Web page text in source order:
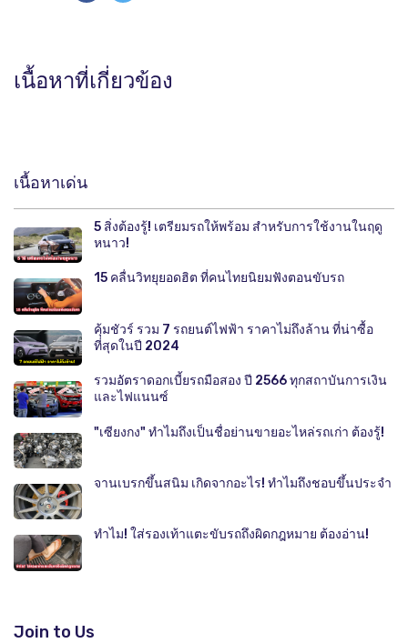
เนื้อหาที่เกี่ยวข้อง
เนื้อหาเด่น
5 สิ่งต้องรู้! เตรียมรถให้พร้อม สำหรับการใช้งานในฤดู
หนาว!
15 คลื่นวิทยุยอดฮิต ที่คนไทยนิยมฟังตอนขับรถ
คุ้มชัวร์ รวม 7 รถยนต์ไฟฟ้า ราคาไม่ถึงล้าน ที่น่าซื้อ
ที่สุดในปี 2024
รวมอัตราดอกเบี้ยรถมือสอง ปี 2566 ทุกสถาบันการเงิน
และไฟแนนซ์
"เซียงกง" ทำไมถึงเป็นชื่อย่านขายอะไหล่รถเก่า ต้องรู้!
จานเบรกขึ้นสนิม เกิดจากอะไร! ทำไมถึงชอบขึ้นประจำ
ทำไม! ใส่รองเท้าแตะขับรถถึงผิดกฎหมาย ต้องอ่าน!
Join to Us